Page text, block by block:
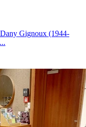
Dany Gignoux (1944-
...